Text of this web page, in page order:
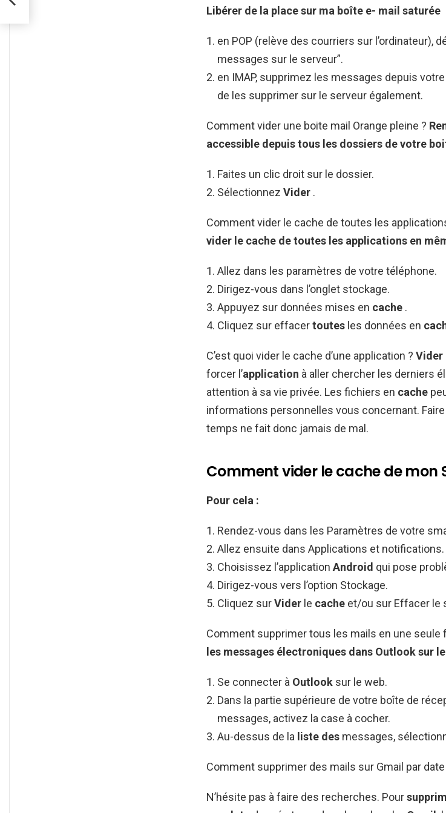
Libérer de la place sur ma boîte e- mail saturée
en POP (relève des courriers sur l’ordinateur),
messages sur le serveur”.
en IMAP, supprimez les messages depuis
de les supprimer sur le serveur également.
Comment vider une boite mail Orange pleine ?
accessible depuis tous les dossiers de votre
Faites un clic droit sur le dossier.
Sélectionnez Vider .
Comment vider le cache de toutes les
vider le cache de toutes les applications en
Allez dans les paramètres de votre téléphone.
Dirigez-vous dans l’onglet stockage.
Appuyez sur données mises en cache .
Cliquez sur effacertoutes les données en
C’est quoi vider le cache d’une application ? Vider
forcer l’application à aller chercher les derniers
attention à sa vie privée. Les fichiers en cache
informations personnelles vous concernant.
temps ne fait donc jamais de mal.
Comment vider le cache de mon
Pour cela :
Rendez-vous dans les Paramètres de votre
Allez ensuite dans Applications et notifications.
Choisissez l’application Android qui pose
Dirigez-vous vers l’option Stockage.
Cliquez surVider le cache et/ou sur Effacer le
Comment supprimer tous les mails en une seule
les messages électroniques dans Outlooksur
Se connecter à Outlook sur le web.
Dans la partie supérieure de votre boîte de
messages, activez la case à cocher.
Au-dessus de la liste des messages,
Comment supprimer des mails sur Gmail par date
N’hésite pas à faire des recherches. Pour